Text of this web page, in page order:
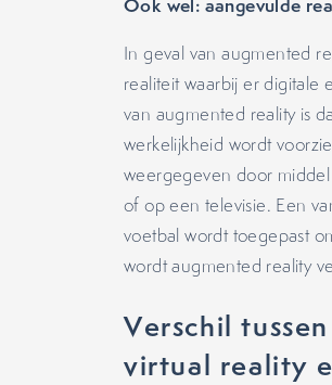
In geval van augmented
realiteit waarbij er digitale
van augmented reality is
werkelijkheid wordt
weergegeven door
of op een televisie. Een
voetbal wordt toegepast
wordt augmented reality
Verschil tussen
virtual reality